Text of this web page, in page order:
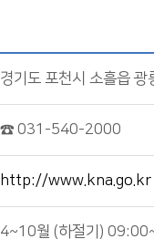
경기도 포천시 소흘읍
☎ 031-540-2000
http://www.kna.go.kr
4~10월 (하절기)